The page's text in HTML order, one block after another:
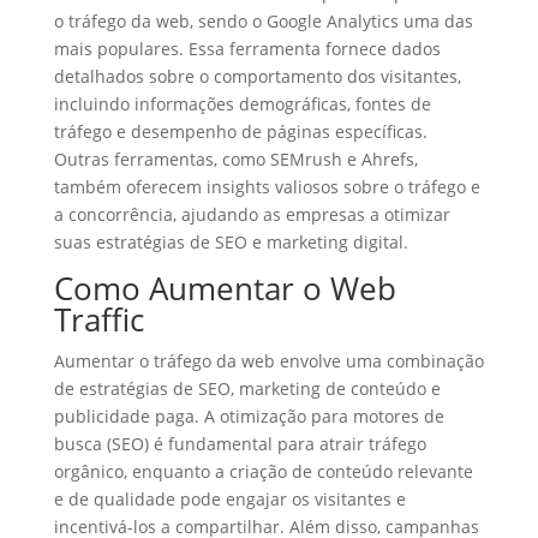
o tráfego da web, sendo o Google Analytics uma das
mais populares. Essa ferramenta fornece dados
detalhados sobre o comportamento dos visitantes,
incluindo informações demográficas, fontes de
tráfego e desempenho de páginas específicas.
Outras ferramentas, como SEMrush e Ahrefs,
também oferecem insights valiosos sobre o tráfego e
a concorrência, ajudando as empresas a otimizar
suas estratégias de SEO e marketing digital.
Como Aumentar o Web
Traffic
Aumentar o tráfego da web envolve uma combinação
de estratégias de SEO, marketing de conteúdo e
publicidade paga. A otimização para motores de
busca (SEO) é fundamental para atrair tráfego
orgânico, enquanto a criação de conteúdo relevante
e de qualidade pode engajar os visitantes e
incentivá-los a compartilhar. Além disso, campanhas